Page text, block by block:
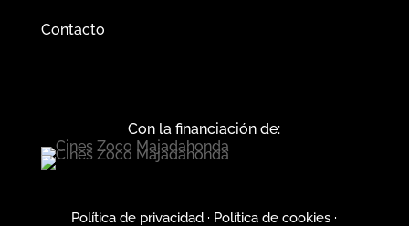
Contacto
Con la financiación de:
Política de privacidad · Política de cookies ·